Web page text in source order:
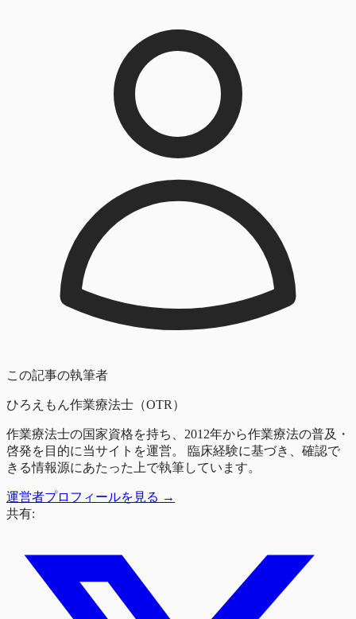
この記事の執筆者
ひろえもん作業療法士（OTR）
作業療法士の国家資格を持ち、2012年から作業療法の普及・
啓発を目的に当サイトを運営。 臨床経験に基づき、確認で
きる情報源にあたった上で執筆しています。
運営者プロフィールを見る →
共有: